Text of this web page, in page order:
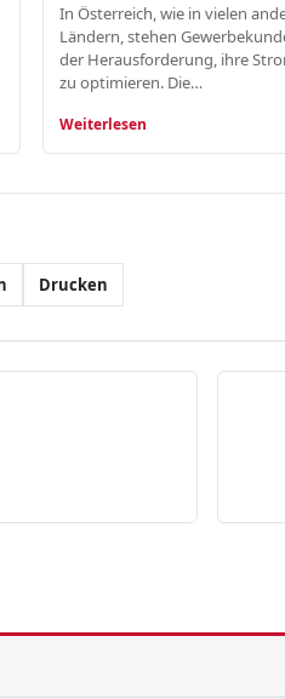
In Österreich, wie in vielen
Ländern, stehen
der Herausforderung, ihre
zu optimieren. Die…
Weiterlesen
Drucken